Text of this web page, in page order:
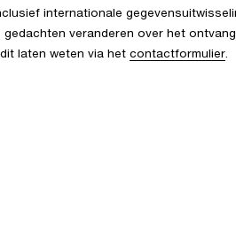
internationale
gedachten veranderen over het
laten weten via het contactformulier